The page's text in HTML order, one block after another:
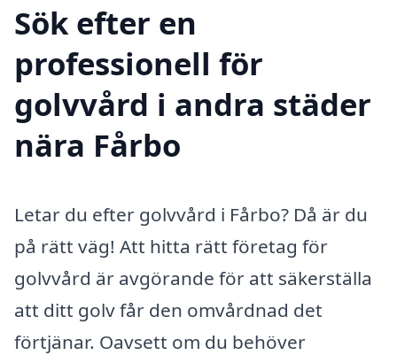
Sök efter en
professionell för
golvvård i andra städer
nära Fårbo
Letar du efter golvvård i Fårbo? Då är du
på rätt väg! Att hitta rätt företag för
golvvård är avgörande för att säkerställa
att ditt golv får den omvårdnad det
förtjänar. Oavsett om du behöver